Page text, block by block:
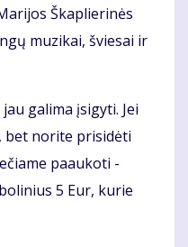
Škaplierinės
muzikai, šviesai ir
galima įsigyti. Jei
bet norite prisidėti
paaukoti -
5 Eur, kurie